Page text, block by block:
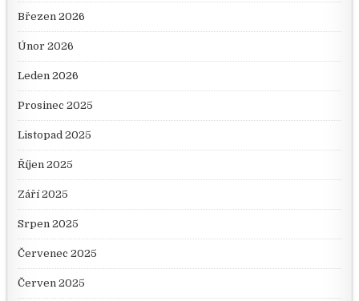
Březen 2026
Únor 2026
Leden 2026
Prosinec 2025
Listopad 2025
Říjen 2025
Září 2025
Srpen 2025
Červenec 2025
Červen 2025